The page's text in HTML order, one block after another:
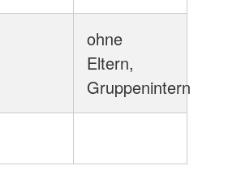
ohne
Eltern,
Gruppenintern